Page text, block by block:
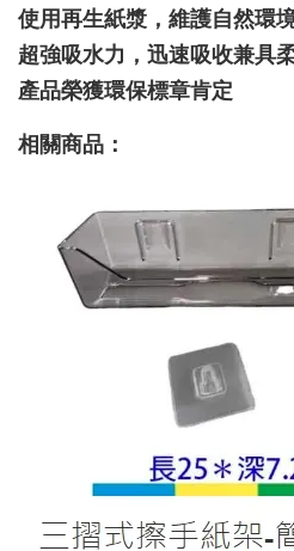
使用再生紙漿，維護自然環
超強吸水力，迅速吸收兼具
產品榮獲環保標章肯定
相關商品：